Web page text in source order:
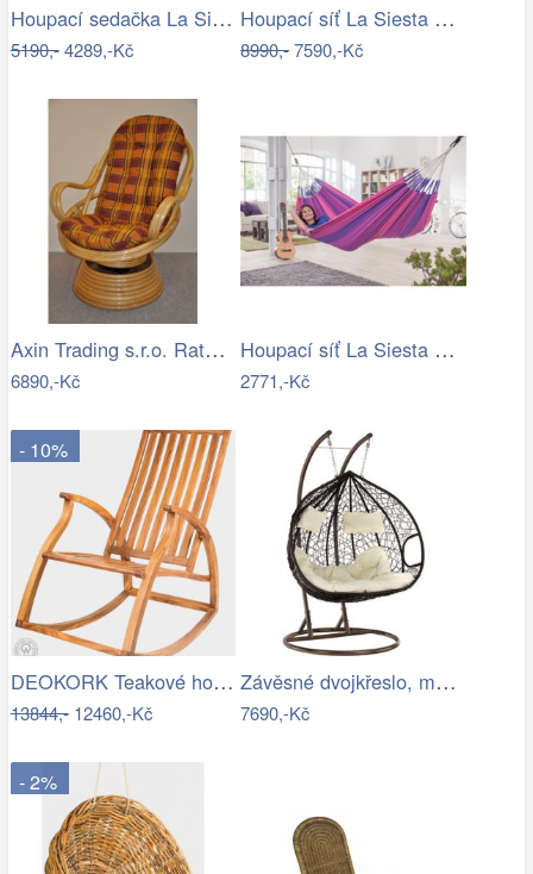
Houpací sedačka La Siesta DOMINGO - IN
5190,-4289,-Kč
Houpací síť La Siesta BOSSANOVA family …
8990,-7590,-Kč
Axin Trading s.r.o. Ratanové houpací…
6890,-Kč
Houpací síť La Siesta ORQUIDEA - IN
2771,-Kč
- 10%
DEOKORK Teakové houpací křeslo STEFANO
13844,-12460,-Kč
Závěsné dvojkřeslo, měděná/hnědá…
7690,-Kč
- 2%